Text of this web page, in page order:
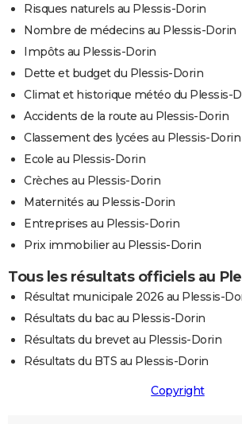
Risques naturels au Plessis-Dorin
Nombre de médecins au Plessis-Dorin
Impôts au Plessis-Dorin
Dette et budget du Plessis-Dorin
Climat et historique météo du Plessis-
Accidents de la route au Plessis-Dorin
Classement des lycées au Plessis-Dorin
Ecole au Plessis-Dorin
Crèches au Plessis-Dorin
Maternités au Plessis-Dorin
Entreprises au Plessis-Dorin
Prix immobilier au Plessis-Dorin
Tous les résultats officiels au
Résultat municipale 2026 au Plessis-
Résultats du bac au Plessis-Dorin
Résultats du brevet au Plessis-Dorin
Résultats du BTS au Plessis-Dorin
Copyright